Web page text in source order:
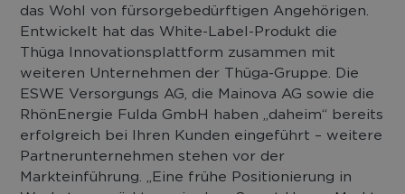
das Wohl von fürsorgebedürftigen Angehörigen.
Entwickelt hat das White-Label-Produkt die
Thüga Innovationsplattform zusammen mit
weiteren Unternehmen der Thüga-Gruppe. Die
ESWE Versorgungs AG, die Mainova AG sowie die
RhönEnergie Fulda GmbH haben „daheim“ bereits
erfolgreich bei Ihren Kunden eingeführt – weitere
Partnerunternehmen stehen vor der
Markteinführung. „Eine frühe Positionierung in